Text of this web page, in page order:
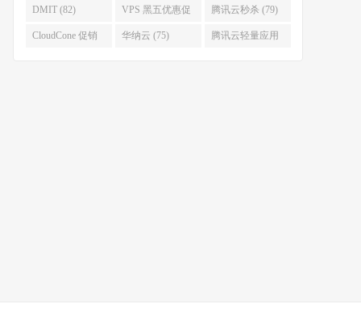
(92) (85) (83)
DMIT (82) VPS 黑五优惠促
销整理 (80)
腾讯云秒杀 (79)
CloudCone 促销 华纳云 (75) 腾讯云轻量应用